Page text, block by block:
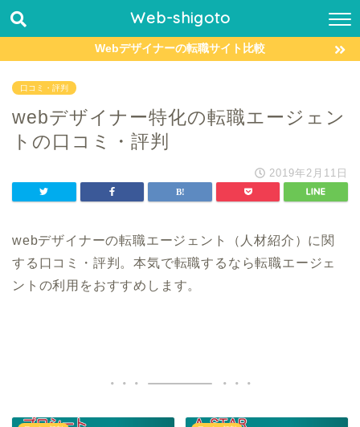
Web-shigoto
Webデザイナーの転職サイト比較
口コミ・評判
webデザイナー特化の転職エージェン
トの口コミ・評判
2019年2月11日
webデザイナーの転職エージェント（人材紹介）に関
する口コミ・評判。本気で転職するなら転職エージェ
ントの利用をおすすめします。